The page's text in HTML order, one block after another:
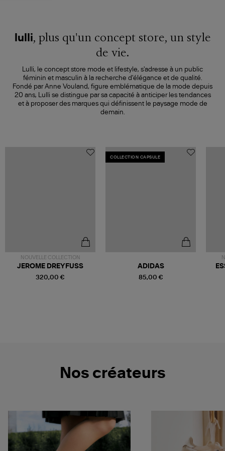
lulli, plus qu'un concept store, un style
de vie.
Lulli, le concept store mode et lifestyle, s'adresse à un public
féminin et masculin à la recherche d'élégance et de qualité.
Fondé par Anne Vouland, figure emblématique de la mode depuis
20 ans, Lulli se distingue par sa capacité à anticiper les tendances
et à proposer des marques qui définissent le paysage mode de
demain.
NOUVELLE COLLECTION
320,00 €
JEROME DREYFUSS
COLLECTION CAPSULE
85,00 €
ADIDAS
Nos créateurs